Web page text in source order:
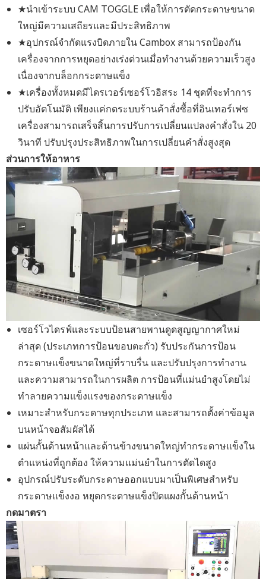
★นำเข้าระบบ CAM TOGGLE เพื่อให้การตัดกระดาษขนาด
ใหญ่มีความเสถียรและมีประสิทธิภาพ
★อุปกรณ์จำกัดแรงบิดภายใน Cambox สามารถป้องกัน
เครื่องจากการหยุดอย่างเร่งด่วนเมื่อทำงานด้วยความเร็วสูง
เนื่องจากบล็อกกระดาษแข็ง
★เครื่องทั้งหมดมีไดรเวอร์เซอร์โวอิสระ 14 ชุดที่จะทำการ
ปรับอัตโนมัติ เพียงแค่กดระบบร้านค้าสั่งซื้อที่อินเทอร์เฟซ
เครื่องสามารถเสร็จสิ้นการปรับการเปลี่ยนแปลงคำสั่งใน 20
วินาที ปรับปรุงประสิทธิภาพในการเปลี่ยนคำสั่งสูงสุด
ส่วนการให้อาหาร
เซอร์โวไดรฟ์และระบบป้อนสายพานดูดสูญญากาศใหม่
ล่าสุด (ประเภทการป้อนขอบตะกั่ว) รับประกันการป้อน
กระดาษแข็งขนาดใหญ่ที่ราบรื่น และปรับปรุงการทำงาน
และความสามารถในการผลิต การป้อนที่แม่นยำสูงโดยไม่
ทำลายความแข็งแรงของกระดาษแข็ง
เหมาะสำหรับกระดาษทุกประเภท และสามารถตั้งค่าข้อมูล
บนหน้าจอสัมผัสได้
แผ่นกั้นด้านหน้าและด้านข้างขนาดใหญ่ทำกระดาษแข็งใน
ตำแหน่งที่ถูกต้อง ให้ความแม่นยำในการตัดไดสูง
อุปกรณ์ปรับระดับกระดาษออกแบบมาเป็นพิเศษสำหรับ
กระดาษแข็งงอ หยุดกระดาษแข็งปิดแผงกั้นด้านหน้า
กดมาตรา